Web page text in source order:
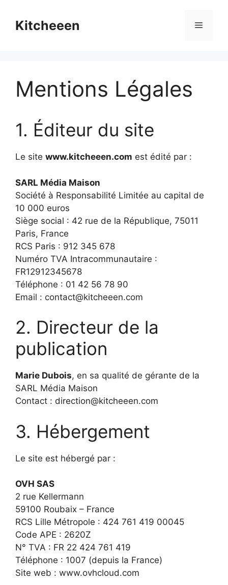
contentKitcheeen Menu
Mentions Légales
1. Éditeur du site
Le site www.kitcheeen.com est édité par :
SARL Média Maison
Société à Responsabilité Limitée au capital de
10 000 euros
Siège social : 42 rue de la République, 75011
Paris, France
RCS Paris : 912 345 678
Numéro TVA Intracommunautaire :
FR12912345678
Téléphone : 01 42 56 78 90
Email : contact@kitcheeen.com
2. Directeur de la
publication
Marie Dubois, en sa qualité de gérante de la
SARL Média Maison
Contact : direction@kitcheeen.com
3. Hébergement
Le site est hébergé par :
OVH SAS
2 rue Kellermann
59100 Roubaix – France
RCS Lille Métropole : 424 761 419 00045
Code APE : 2620Z
N° TVA : FR 22 424 761 419
Téléphone : 1007 (depuis la France)
Site web : www.ovhcloud.com